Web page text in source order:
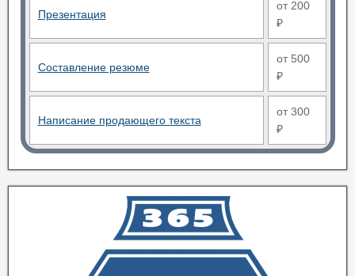
Презентация
от 200
₽
Составление резюме
от 500
₽
Написание продающего текста
от 300
₽